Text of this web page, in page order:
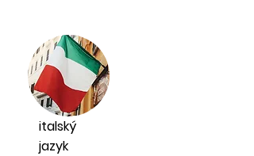
italský
jazyk